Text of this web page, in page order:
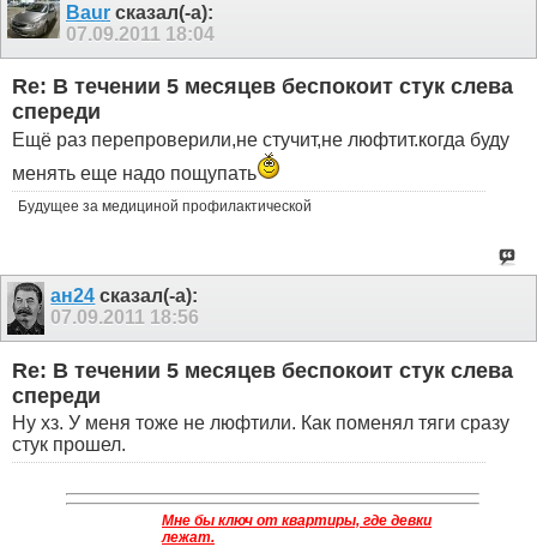
Baur сказал(-а):
07.09.2011 18:04
Re: В течении 5 месяцев беспокоит стук слева
спереди
Ещё раз перепроверили,не стучит,не люфтит.когда буду
менять еще надо пощупать
Будущее за медициной профилактической
ан24 сказал(-а):
07.09.2011 18:56
Re: В течении 5 месяцев беспокоит стук слева
спереди
Ну хз. У меня тоже не люфтили. Как поменял тяги сразу
стук прошел.
Мне бы ключ от квартиры, где девки
лежат.